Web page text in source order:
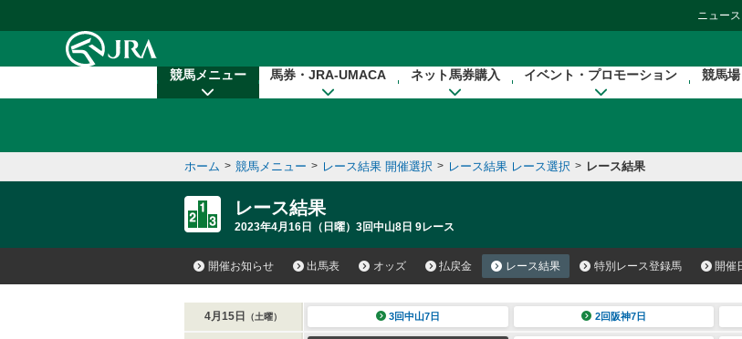
ニュース
競馬メニュー 馬券・JRA-UMACA ネット馬券購入 イベント・プロモーション 競馬
ホーム > 競馬メニュー > レース結果 開催選択 > レース結果 レース選択 > レース結果
レース結果
2023年4月16日（日曜）3回中山8日 9レース
開催お知らせ 出馬表 オッズ 払戻金 レース結果 特別レース登録馬 開催
4月15日 （土曜） 3回中山7日 2回阪神7日